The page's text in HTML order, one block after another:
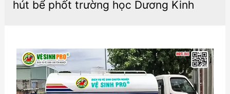
hút bể phốt trường học Dương Kinh